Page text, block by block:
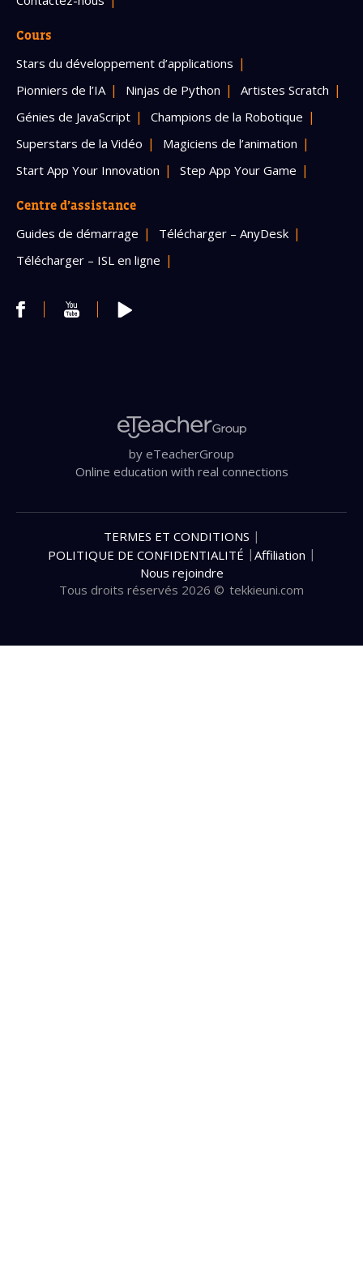
Cours
Stars du développement d’applications
Pionniers de l’IA
Ninjas de Python
Artistes Scratch
Génies de JavaScript
Champions de la Robotique
Superstars de la Vidéo
Magiciens de l’animation
Start App Your Innovation
Step App Your Game
Centre d’assistance
Guides de démarrage
Télécharger – AnyDesk
Télécharger – ISL en ligne
by eTeacherGroup
Online education with real connections
Tous droits réservés 2026 © tekkieuni.com
TERMES ET CONDITIONS |
POLITIQUE DE CONFIDENTIALITÉ | Affiliation |
Nous rejoindre